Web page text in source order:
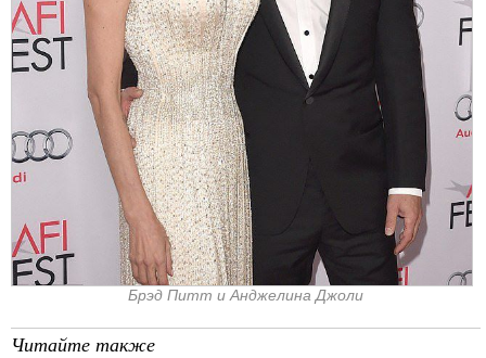
Брэд Питт и Анджелина Джоли
Читайте также